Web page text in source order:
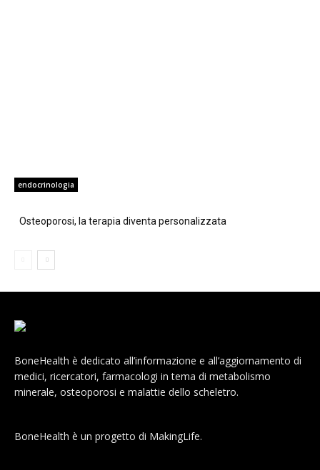
endocrinologia
Osteoporosi, la terapia diventa personalizzata
BoneHealth è dedicato all’informazione e all’aggiornamento di
medici, ricercatori, farmacologi in tema di metabolismo
minerale, osteoporosi e malattie dello scheletro.
BoneHealth è un progetto di MakingLife.